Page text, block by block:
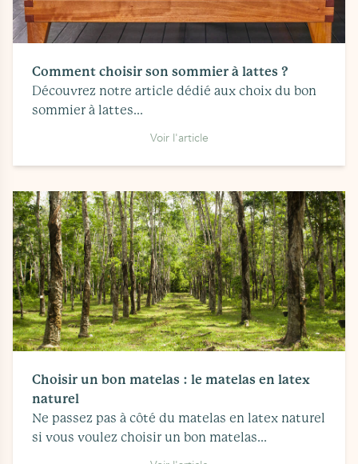
Comment choisir son sommier à lattes ?
Découvrez notre article dédié aux choix du bon
sommier à lattes...
Voir l'article
Choisir un bon matelas : le matelas en latex
naturel
Ne passez pas à côté du matelas en latex naturel
si vous voulez choisir un bon matelas...